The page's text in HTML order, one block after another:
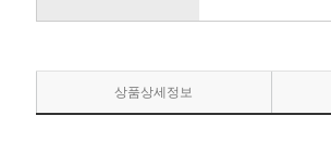
상품상세정보